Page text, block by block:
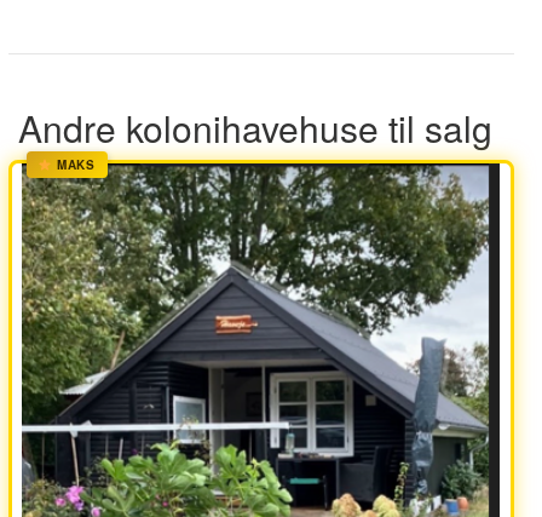
Andre kolonihavehuse til salg
MAKS